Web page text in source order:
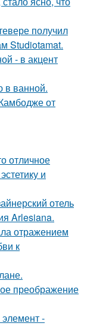
получил
Studiotamat.
- в акцент
в ванной.
от
отличное
и
отель
Arlesiana.
отражением
к
преображение
-